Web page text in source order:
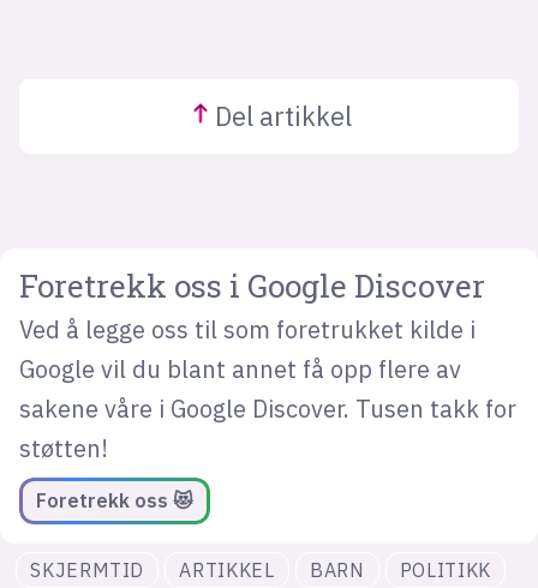
Del artikkel
Foretrekk oss i Google Discover
Ved å legge oss til som foretrukket kilde i
Google vil du blant annet få opp flere av
sakene våre i Google Discover. Tusen takk for
støtten!
Foretrekk oss 😻
SKJERMTID ARTIKKEL BARN POLITIKK